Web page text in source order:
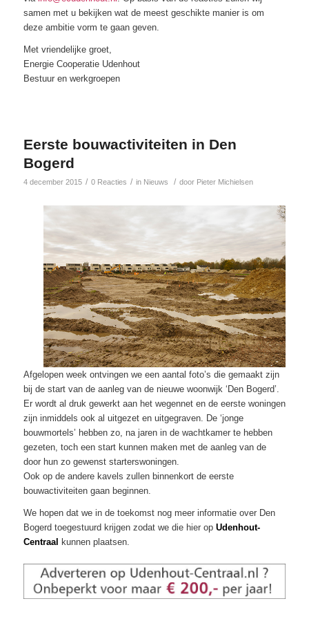
samen met u bekijken wat de meest geschikte manier is om
deze ambitie vorm te gaan geven.
Met vriendelijke groet,
Energie Cooperatie Udenhout
Bestuur en werkgroepen
Eerste bouwactiviteiten in Den
Bogerd
4 december 2015 / 0 Reacties / in Nieuws / door Pieter Michielsen
Afgelopen week ontvingen we een aantal foto’s die gemaakt zijn
bij de start van de aanleg van de nieuwe woonwijk ‘Den Bogerd’.
Er wordt al druk gewerkt aan het wegennet en de eerste woningen
zijn inmiddels ook al uitgezet en uitgegraven. De ‘jonge
bouwmortels’ hebben zo, na jaren in de wachtkamer te hebben
gezeten, toch een start kunnen maken met de aanleg van de
door hun zo gewenst starterswoningen.
Ook op de andere kavels zullen binnenkort de eerste
bouwactiviteiten gaan beginnen.
We hopen dat we in de toekomst nog meer informatie over Den
Bogerd toegestuurd krijgen zodat we die hier op Udenhout-
Centraal
kunnen plaatsen.